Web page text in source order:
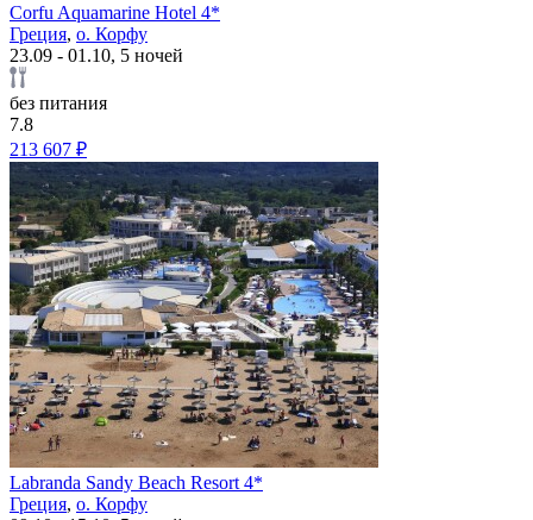
Corfu Aquamarine Hotel 4*
Греция, о. Корфу
23.09 - 01.10, 5 ночей
без питания
7.8
213 607 ₽
Labranda Sandy Beach Resort 4*
Греция, о. Корфу